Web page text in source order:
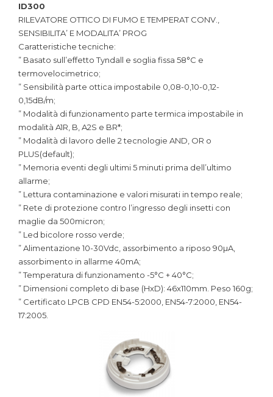
ID300
RILEVATORE OTTICO DI FUMO E TEMPERAT CONV.,
SENSIBILITA’ E MODALITA’ PROG
Caratteristiche tecniche:
” Basato sull’effetto Tyndall e soglia fissa 58°C e
termovelocimetrico;
” Sensibilità parte ottica impostabile 0,08-0,10-0,12-
0,15dB/m;
” Modalità di funzionamento parte termica impostabile in
modalità A1R, B, A2S e BR*;
” Modalità di lavoro delle 2 tecnologie AND, OR o
PLUS(default);
” Memoria eventi degli ultimi 5 minuti prima dell’ultimo
allarme;
” Lettura contaminazione e valori misurati in tempo reale;
” Rete di protezione contro l’ingresso degli insetti con
maglie da 500micron;
” Led bicolore rosso verde;
” Alimentazione 10-30Vdc, assorbimento a riposo 90µA,
assorbimento in allarme 40mA;
” Temperatura di funzionamento -5°C + 40°C;
” Dimensioni completo di base (HxD): 46x110mm. Peso 160g;
” Certificato LPCB CPD EN54-5:2000, EN54-7:2000, EN54-
17:2005.